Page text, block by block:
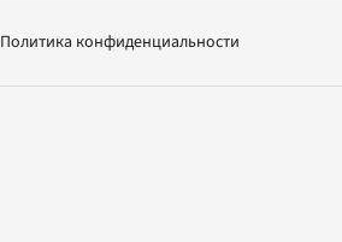
Политика конфиденциальности